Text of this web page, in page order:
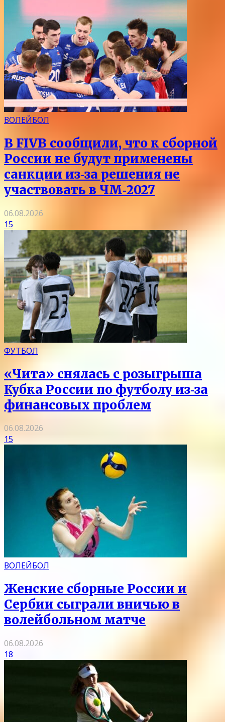
ВОЛЕЙБОЛ
В FIVB сообщили, что к сборной
России не будут применены
санкции из‑за решения не
участвовать в ЧМ‑2027
06.08.2026
15
ФУТБОЛ
«Чита» снялась с розыгрыша
Кубка России по футболу из‑за
финансовых проблем
06.08.2026
15
ВОЛЕЙБОЛ
Женские сборные России и
Сербии сыграли вничью в
волейбольном матче
06.08.2026
18